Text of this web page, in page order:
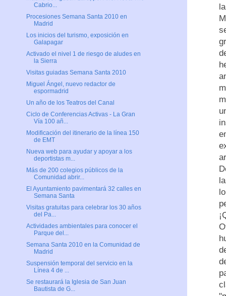
Cabrio...
Procesiones Semana Santa 2010 en
Madrid
Los inicios del turismo, exposición en
Galapagar
Activado el nivel 1 de riesgo de aludes en
la Sierra
Visitas guiadas Semana Santa 2010
Miguel Ángel, nuevo redactor de
espormadrid
Un año de los Teatros del Canal
Ciclo de Conferencias Activas - La Gran
Vía 100 añ...
Modificación del itinerario de la línea 150
de EMT
Nueva web para ayudar y apoyar a los
deportistas m...
Más de 200 colegios públicos de la
Comunidad abrir...
El Ayuntamiento pavimentará 32 calles en
Semana Santa
Visitas gratuitas para celebrar los 30 años
del Pa...
Actividades ambientales para conocer el
Parque del...
Semana Santa 2010 en la Comunidad de
Madrid
Suspensión temporal del servicio en la
Línea 4 de ...
Se restaurará la Iglesia de San Juan
Bautista de G...